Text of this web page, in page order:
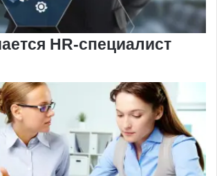
HR-специалист